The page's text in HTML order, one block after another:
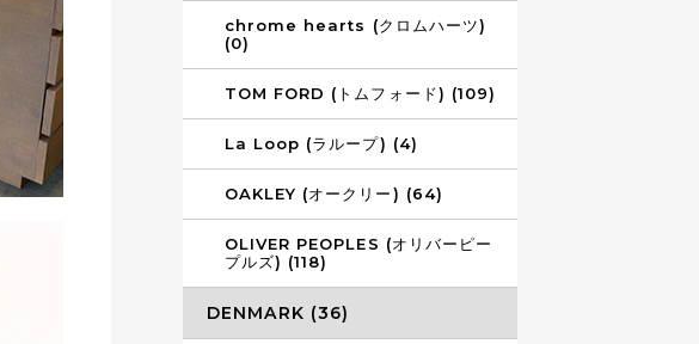
chrome hearts (クロムハーツ)
(0)
TOM FORD (トムフォード) (109)
La Loop (ラループ) (4)
OAKLEY (オークリー) (64)
OLIVER PEOPLES (オリバーピー
プルズ) (118)
DENMARK (36)